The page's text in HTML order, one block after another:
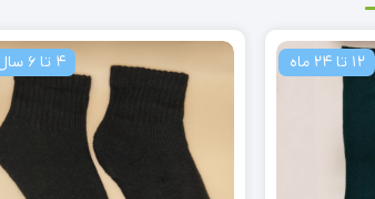
4 تا 6 سال 4 تا 6 سال